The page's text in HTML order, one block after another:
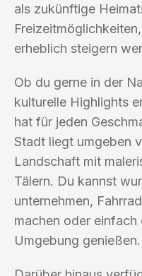
als zukünftige
erheblich steigern
Ob du gerne in der
kulturelle Highlights
hat für jeden
Stadt liegt umgeben
Landschaft mit
Tälern. Du kannst
unternehmen,
machen oder einfach
Umgebung genießen.